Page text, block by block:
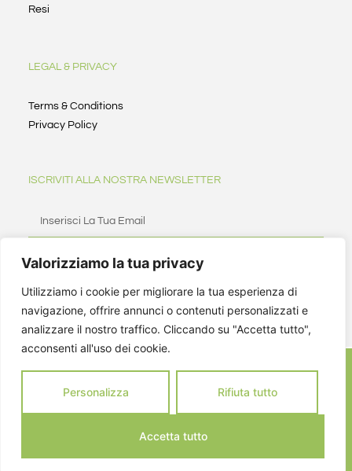
Valorizziamo la tua privacy
Utilizziamo i cookie per migliorare la tua esperienza di
navigazione, offrire annunci o contenuti personalizzati e
analizzare il nostro traffico. Cliccando su "Accetta tutto",
acconsenti all'uso dei cookie.
Personalizza Rifiuta tutto
Accetta tutto
Resi
LEGAL & PRIVACY
Terms & Conditions
Privacy Policy
ISCRIVITI ALLA NOSTRA NEWSLETTER